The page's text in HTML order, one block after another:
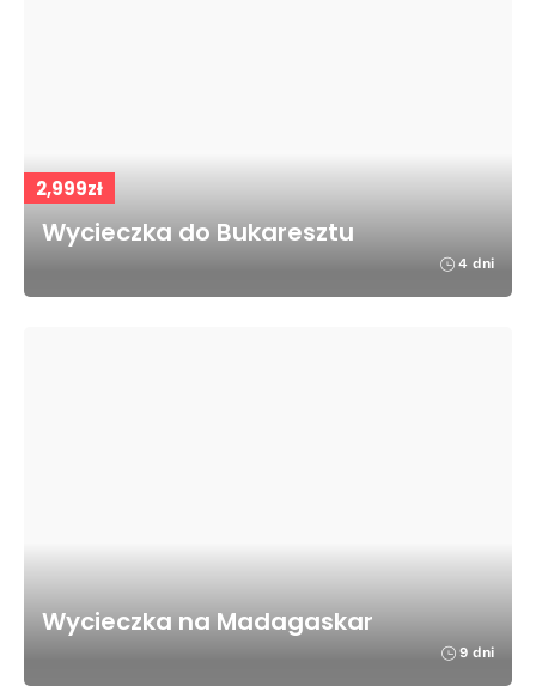
2,999zł
Wycieczka do Bukaresztu
4 dni
Wycieczka na Madagaskar
9 dni